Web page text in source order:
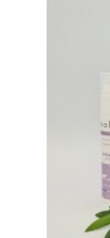
Secret Légendaire
Nuit. Spécifique